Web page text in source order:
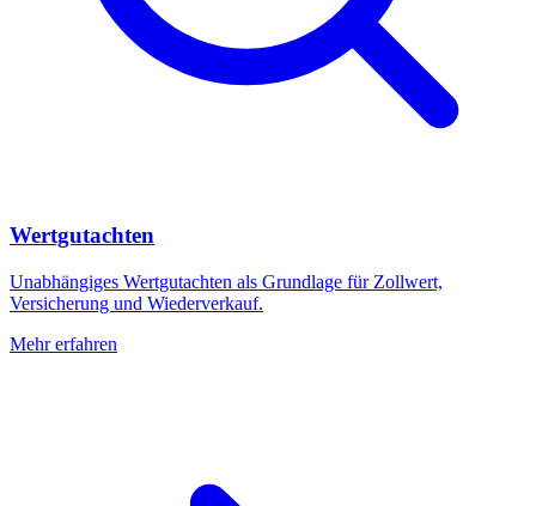
Wertgutachten
Unabhängiges Wertgutachten als Grundlage für Zollwert,
Versicherung und Wiederverkauf.
Mehr erfahren